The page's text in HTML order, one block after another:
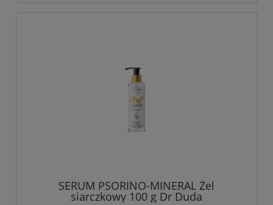
SERUM PSORINO-MINERAL Żel
siarczkowy 100 g Dr Duda